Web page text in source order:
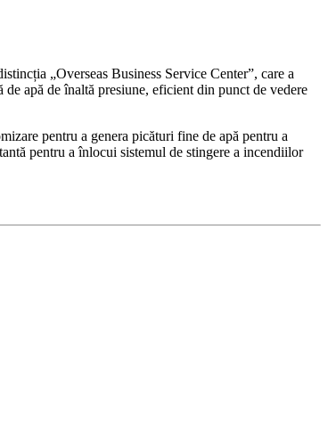
„Overseas Business Service Center”, care a
apă de înaltă presiune, eficient din punct de vedere
pentru a genera picături fine de apă pentru a
pentru a înlocui sistemul de stingere a incendiilor